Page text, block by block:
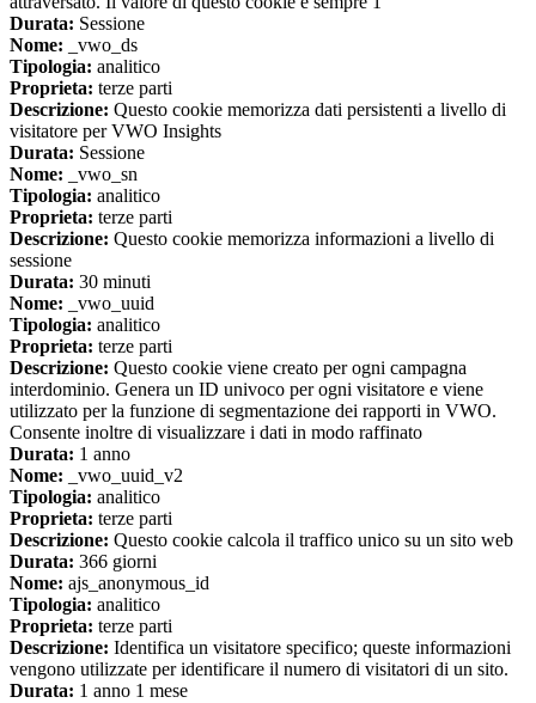
Durata: Sessione
Nome: _vwo_ds
Tipologia: analitico
Proprieta: terze parti
Descrizione: Questo cookie memorizza dati persistenti a livello di
visitatore per VWO Insights
Durata: Sessione
Nome: _vwo_sn
Tipologia: analitico
Proprieta: terze parti
Descrizione: Questo cookie memorizza informazioni a livello di
sessione
Durata: 30 minuti
Nome: _vwo_uuid
Tipologia: analitico
Proprieta: terze parti
Descrizione: Questo cookie viene creato per ogni campagna
interdominio. Genera un ID univoco per ogni visitatore e viene
utilizzato per la funzione di segmentazione dei rapporti in VWO.
Consente inoltre di visualizzare i dati in modo raffinato
Durata: 1 anno
Nome: _vwo_uuid_v2
Tipologia: analitico
Proprieta: terze parti
Descrizione: Questo cookie calcola il traffico unico su un sito web
Durata: 366 giorni
Nome: ajs_anonymous_id
Tipologia: analitico
Proprieta: terze parti
Descrizione: Identifica un visitatore specifico; queste informazioni
vengono utilizzate per identificare il numero di visitatori di un sito.
Durata: 1 anno 1 mese